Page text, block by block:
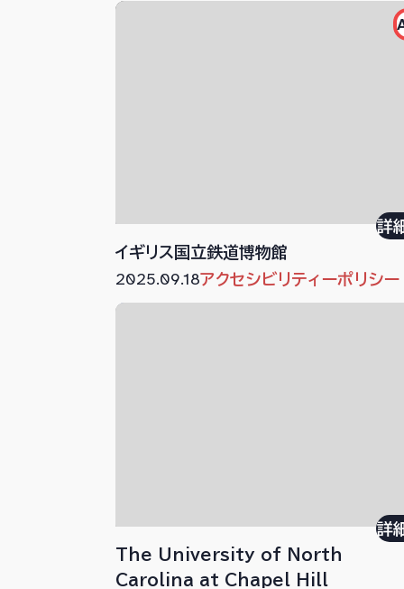
イギリス国立鉄道博物館
詳
2025.09.18アクセシビリティーポリシー
The University of North
Carolina at Chapel Hill
詳